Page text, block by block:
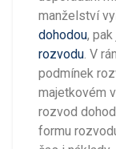
manželství
dohodou,
rozvodu. V
podmínek
majetkovém
rozvod
formu